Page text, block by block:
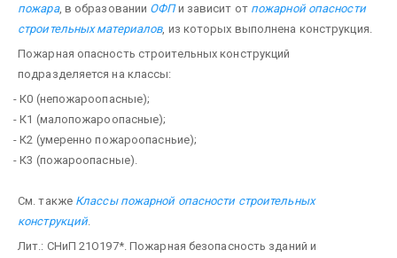
пожара, в образовании ОФПи зависит от пожарной опасности
строительных материалов, из которых выполнена конструкция.
Пожарная опасность строительных конструкций
подразделяется на классы:
- К0 (непожароопасные);
- К1 (малопожароопасные);
- К2 (умеренно пожароопасньие);
- К3 (пожароопасные).
См. также Классы пожарной опасности строительных
конструкций.
Лит.: СНиП 21О197*. Пожарная безопасность зданий и